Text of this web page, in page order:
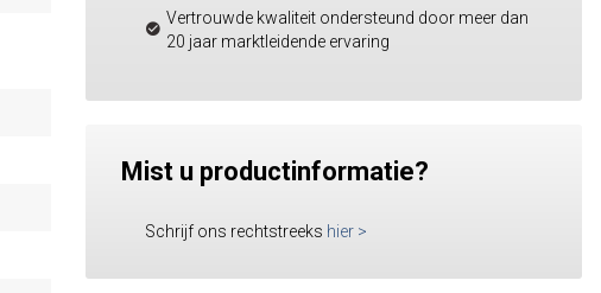
Vertrouwde kwaliteit ondersteund door meer dan
20 jaar marktleidende ervaring
Mist u productinformatie?
Schrijf ons rechtstreeks hier >